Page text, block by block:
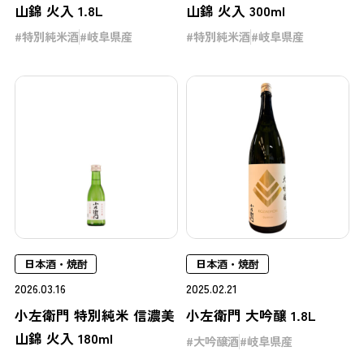
山錦 火入 1.8L
特別純米酒 岐阜県産
山錦 火入 300ml
特別純米酒 岐阜県産
日本酒・焼酎
2026.03.16
小左衛門 特別純米 信濃美
山錦 火入 180ml
日本酒・焼酎
2025.02.21
小左衛門 大吟醸 1.8L
大吟醸酒 岐阜県産